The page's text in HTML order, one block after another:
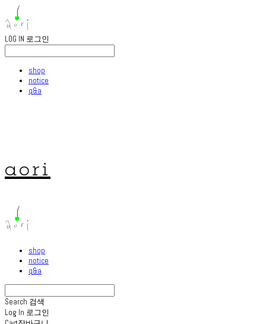
LOG IN 로그인
shop
notice
q&a
aori
shop
notice
q&a
Search 검색
Log In 로그인